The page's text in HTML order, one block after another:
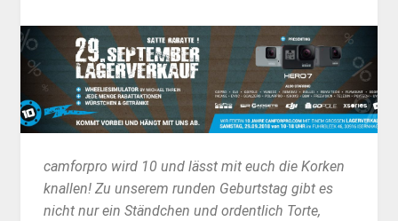
camforpro wird 10 und lässt mit euch die Korken
knallen! Zu unserem runden Geburtstag gibt es
nicht nur ein Ständchen und ordentlich Torte,